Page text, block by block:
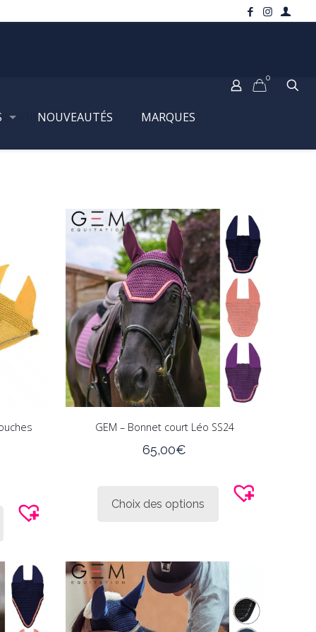
NOUVEAUTÉS MARQUES
0
aux tapis
produit
variations.
Les
options
GEM – Bonnet court Léo SS24
65,00€
Choix des options
produit
options
peuvent
être